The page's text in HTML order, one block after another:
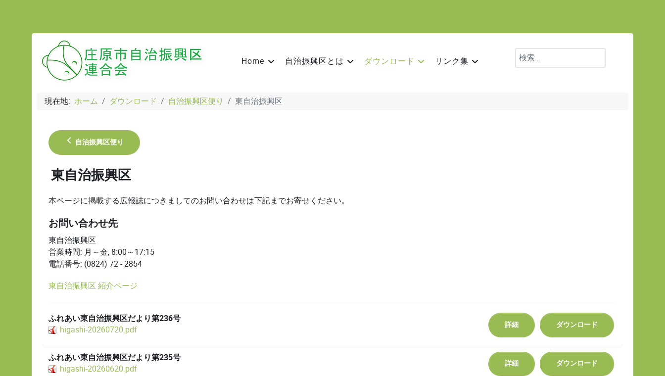
Home 自治振興区とは ダウンロード リンク集
検索
現在地: ホーム ダウンロード 自治振興区便り 東自治振興区
自治振興区便り
東自治振興区
本ページに掲載する広報誌につきましてのお問い合わせは下記までお寄せください。
お問い合わせ先
東自治振興区
営業時間: 月～金, 8:00～17:15
電話番号: (0824) 72 - 2854
東自治振興区 紹介ページ
ふれあい東自治振興区だより第236号
higashi-20260720.pdf ダウンロード
詳細
ふれあい東自治振興区だより第235号
higashi-20260620.pdf ダウンロード
詳細